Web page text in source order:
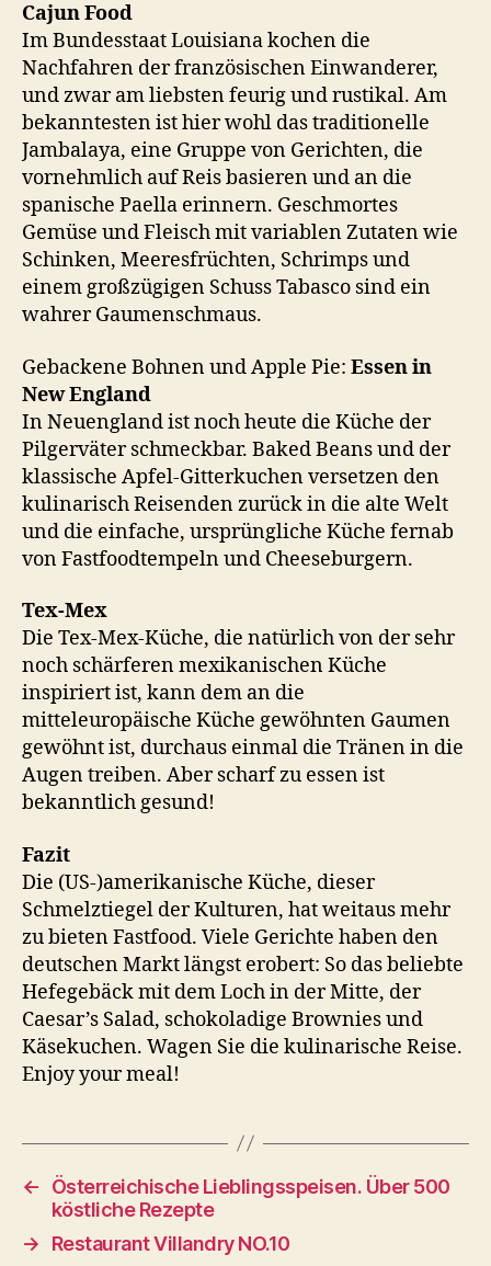
Cajun Food
Im Bundesstaat Louisiana kochen die
Nachfahren der französischen Einwanderer,
und zwar am liebsten feurig und rustikal. Am
bekanntesten ist hier wohl das traditionelle
Jambalaya, eine Gruppe von Gerichten, die
vornehmlich auf Reis basieren und an die
spanische Paella erinnern. Geschmortes
Gemüse und Fleisch mit variablen Zutaten wie
Schinken, Meeresfrüchten, Schrimps und
einem großzügigen Schuss Tabasco sind ein
wahrer Gaumenschmaus.
Gebackene Bohnen und Apple Pie: Essen in
New England
In Neuengland ist noch heute die Küche der
Pilgerväter schmeckbar. Baked Beans und der
klassische Apfel-Gitterkuchen versetzen den
kulinarisch Reisenden zurück in die alte Welt
und die einfache, ursprüngliche Küche fernab
von Fastfoodtempeln und Cheeseburgern.
Tex-Mex
Die Tex-Mex-Küche, die natürlich von der sehr
noch schärferen mexikanischen Küche
inspiriert ist, kann dem an die
mitteleuropäische Küche gewöhnten Gaumen
gewöhnt ist, durchaus einmal die Tränen in die
Augen treiben. Aber scharf zu essen ist
bekanntlich gesund!
Fazit
Die (US-)amerikanische Küche, dieser
Schmelztiegel der Kulturen, hat weitaus mehr
zu bieten Fastfood. Viele Gerichte haben den
deutschen Markt längst erobert: So das beliebte
Hefegebäck mit dem Loch in der Mitte, der
Caesar’s Salad, schokoladige Brownies und
Käsekuchen. Wagen Sie die kulinarische Reise.
Enjoy your meal!
←
Österreichische Lieblingsspeisen. Über 500
köstliche Rezepte
→
Restaurant Villandry NO.10